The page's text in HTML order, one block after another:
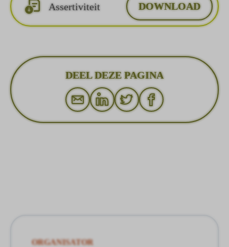
Assertiviteit DOWNLOAD
DEEL DEZE PAGINA
ORGANISATOR